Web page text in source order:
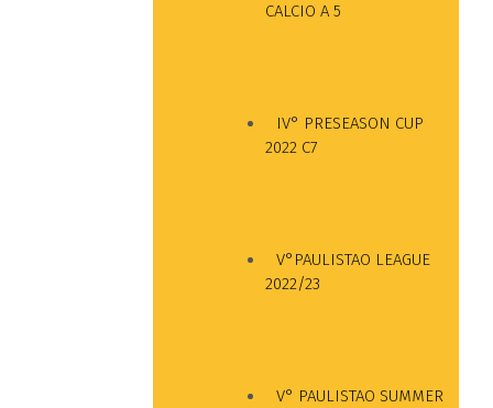
CALCIO A 5
IV° PRESEASON CUP
2022 C7
V°PAULISTAO LEAGUE
2022/23
V° PAULISTAO SUMMER